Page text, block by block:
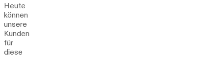
Heute
können
unsere
Kunden
für
diese